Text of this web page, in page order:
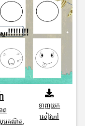
ព
បុរេគណិត,
ទាញយក
សៀវភៅ